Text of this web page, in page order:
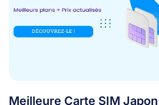
Meilleure Carte SIM